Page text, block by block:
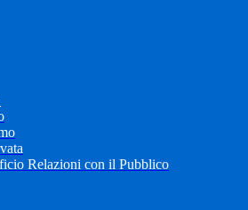
Relazioni con il Pubblico